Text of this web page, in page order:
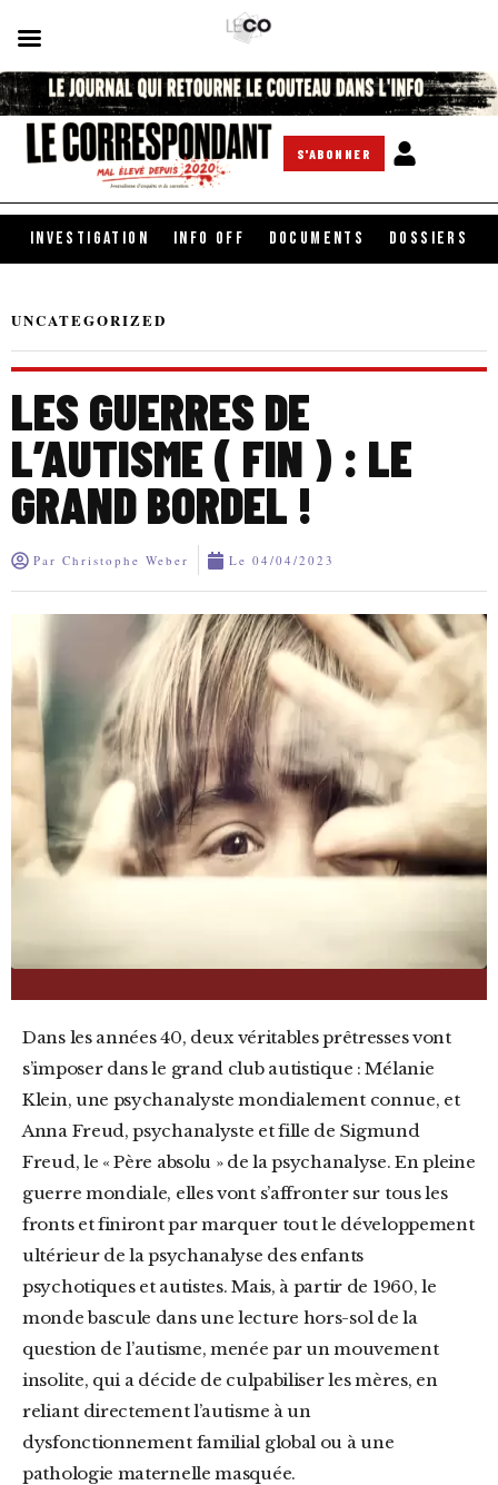
S'ABONNER
INVESTIGATION INFO OFF DOCUMENTS DOSSIERS
UNCATEGORIZED
LES GUERRES DE
L’AUTISME ( FIN ) : LE
GRAND BORDEL !
Par Christophe Weber Le 04/04/2023
Dans les années 40, deux véritables prêtresses vont
s’imposer dans le grand club autistique : Mélanie
Klein, une psychanalyste mondialement connue, et
Anna Freud, psychanalyste et fille de Sigmund
Freud, le « Père absolu » de la psychanalyse. En pleine
guerre mondiale, elles vont s’affronter sur tous les
fronts et finiront par marquer tout le développement
ultérieur de la psychanalyse des enfants
psychotiques et autistes. Mais, à partir de 1960, le
monde bascule dans une lecture hors-sol de la
question de l’autisme, menée par un mouvement
insolite, qui a décide de culpabiliser les mères, en
reliant directement l’autisme à un
dysfonctionnement familial global ou à une
pathologie maternelle masquée.